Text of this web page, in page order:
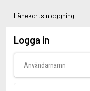
Lånekortsinloggning
Logga in